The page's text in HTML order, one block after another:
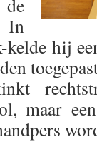
In
hij
maar